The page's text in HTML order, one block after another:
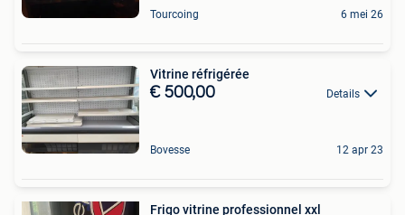
Tourcoing 6 mei 26
Vitrine réfrigérée
€ 500,00 Details
Bovesse 12 apr 23
Frigo vitrine professionnel xxl